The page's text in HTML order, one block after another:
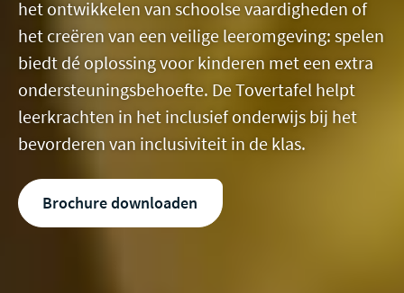
het ontwikkelen van schoolse vaardigheden of
het creëren van een veilige leeromgeving: spelen
biedt dé oplossing voor kinderen met een extra
ondersteuningsbehoefte. De Tovertafel helpt
leerkrachten in het inclusief onderwijs bij het
bevorderen van inclusiviteit in de klas.
Brochure downloaden